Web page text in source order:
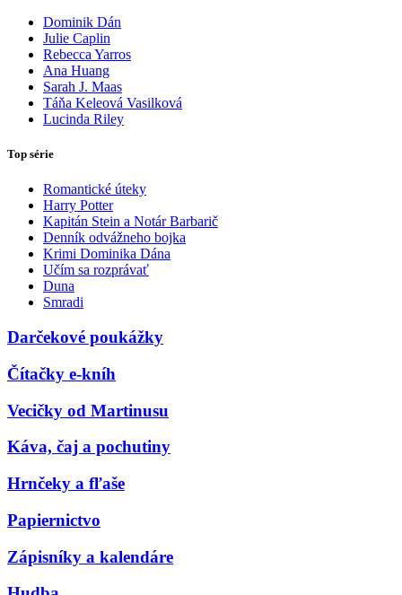
Dominik Dán
Julie Caplin
Rebecca Yarros
Ana Huang
Sarah J. Maas
Táňa Keleová Vasilková
Lucinda Riley
Top série
Romantické úteky
Harry Potter
Kapitán Stein a Notár Barbarič
Denník odvážneho bojka
Krimi Dominika Dána
Učím sa rozprávať
Duna
Smradi
Darčekové poukážky
Čítačky e-kníh
Vecičky od Martinusu
Káva, čaj a pochutiny
Hrnčeky a fľaše
Papiernictvo
Zápisníky a kalendáre